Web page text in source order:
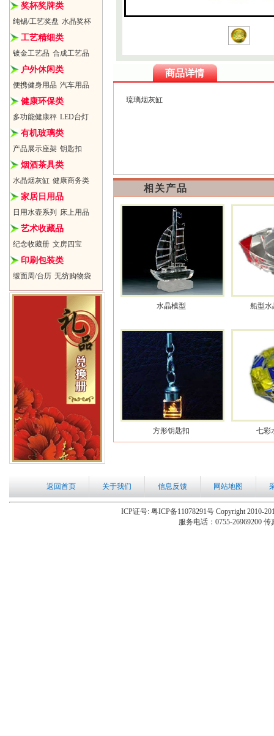
奖杯奖牌类
纯锡/工艺奖盘 水晶奖杯
工艺精细类
镀金工艺品 合成工艺品
户外休闲类
便携健身用品 汽车用品
健康环保类
多功能健康秤 LED台灯
有机玻璃类
产品展示座架 钥匙扣
烟酒茶具类
水晶烟灰缸 健康商务类
家居日用品
日用水壶系列 床上用品
艺术收藏品
纪念收藏册 文房四宝
印刷包装类
缎面周/台历 无纺购物袋
商品详情
琉璃烟灰缸
相关产品
水晶模型 船型水
方形钥匙扣 七彩
返回首页 关于我们 信息反馈 网站地图
ICP证号: 粤ICP备11078291号 Copyright 2010-
服务电话：0755-26969200 传